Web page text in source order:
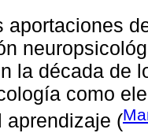
aportaciones
la década de
como
aprendizaje (